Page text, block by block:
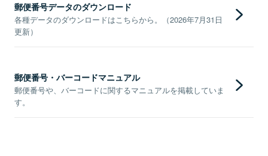
郵便番号データのダウンロード
各種データのダウンロードはこちらから。（2026年7月31日
更新）
郵便番号・バーコードマニュアル
郵便番号や、バーコードに関するマニュアルを掲載していま
す。